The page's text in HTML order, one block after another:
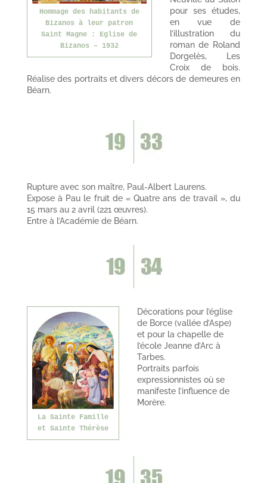
Hommage des habitants de
Bizanos à leur patron
Saint Magne : Eglise de
Bizanos – 1932
pour ses études,
en vue de
l’illustration du
roman de Roland
Dorgelès, Les
Croix de bois.
Réalise des portraits et divers décors de demeures en
Béarn.
Rupture avec son maître, Paul-Albert Laurens.
Expose à Pau le fruit de « Quatre ans de travail », du
15 mars au 2 avril (221 œuvres).
Entre à l’Académie de Béarn.
La Sainte Famille
et Sainte Thérèse
Décorations pour l’église
de Borce (vallée d’Aspe)
et pour la chapelle de
l’école Jeanne d’Arc à
Tarbes.
Portraits parfois
expressionnistes où se
manifeste l’influence de
Morère.